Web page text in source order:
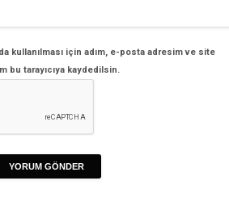
kullanılması için adım, e-posta adresim ve site
bu tarayıcıya kaydedilsin.